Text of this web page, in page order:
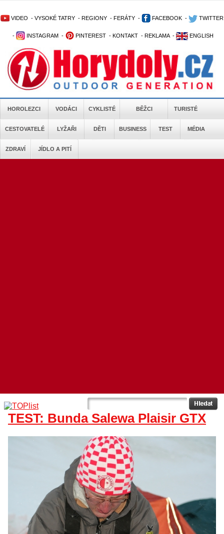
VIDEO - VYSOKÉ TATRY - REGIONY - FERÁTY - FACEBOOK - TWITTER
- INSTAGRAM - PINTEREST - KONTAKT - REKLAMA - ENGLISH
HOROLEZCI VODÁCI CYKLISTÉ BĚŽCI TURISTÉ
CESTOVATELÉ LYŽAŘI DĚTI BUSINESS TEST MÉDIA
ZDRAVÍ JÍDLO A PITÍ
TEST: Bunda Salewa Plaisir GTX